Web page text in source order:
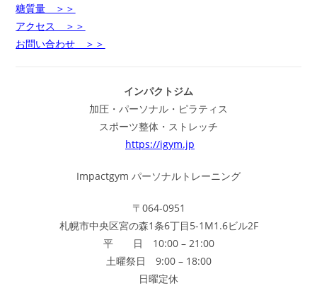
糖質量 ＞＞
アクセス ＞＞
お問い合わせ ＞＞
インパクトジム
加圧・パーソナル・ピラティス
スポーツ整体・ストレッチ
https://igym.jp
Impactgym パーソナルトレーニング
〒064-0951
札幌市中央区宮の森1条6丁目5-1M1.6ビル2F
平 日 10:00 – 21:00
土曜祭日 9:00 – 18:00
日曜定休